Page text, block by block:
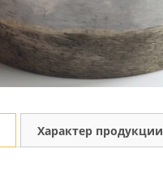
Характер продукции